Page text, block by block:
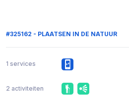
#325162 - PLAATSEN IN DE NATUUR
1 services
2 activiteiten